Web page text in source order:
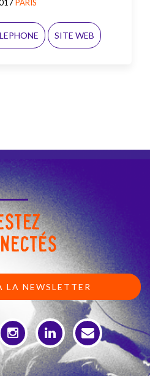
PARIS
SITE WEB
LA NEWSLETTER